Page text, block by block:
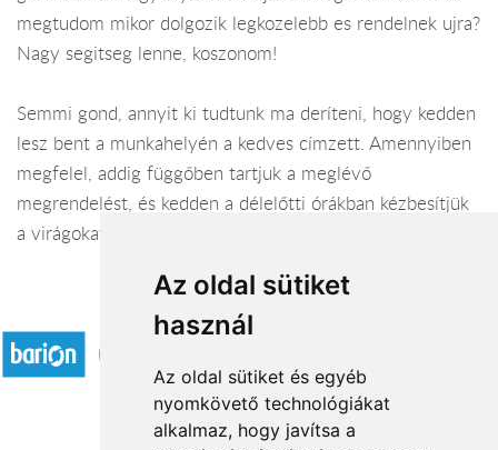
Az oldal sütiket
használ
Az oldal sütiket és egyéb
nyomkövető technológiákat
alkalmaz, hogy javítsa a
megtudom mikor dolgozik legkozelebb es rendelnek ujra?
Nagy segitseg lenne, koszonom!
Semmi gond, annyit ki tudtunk ma deríteni, hogy kedden
lesz bent a munkahelyén a kedves címzett. Amennyiben
megfelel, addig függőben tartjuk a meglévő
megrendelést, és kedden a délelőtti órákban kézbesítjük
a virágokat.
Elfogadott fizetési módok